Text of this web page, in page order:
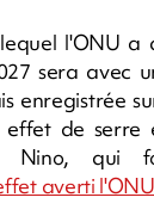
l'ONU a
sera avec
enregistrée
de serre
Nino, qui
averti